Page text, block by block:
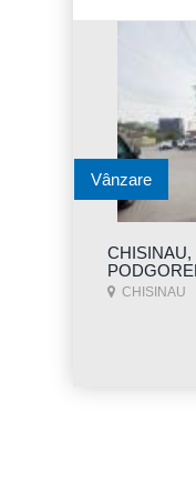
CHISINAU,
CHISINAU
Vânzare